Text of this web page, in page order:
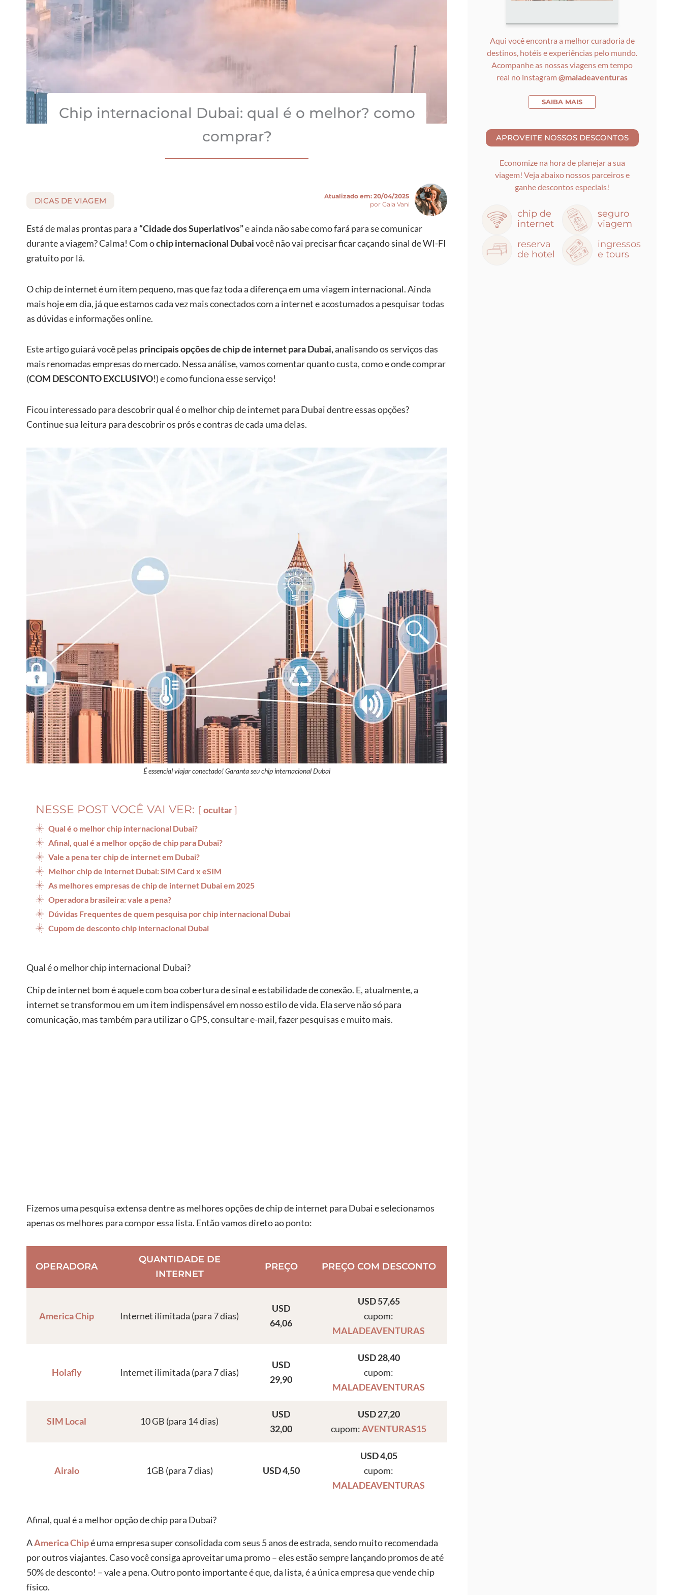
Chip internacional Dubai: qual é o melhor? como
comprar?
DICAS DE VIAGEM Atualizado em: 20/04/2025
por Gaia Vani
Está de malas prontas para a “Cidade dos Superlativos”e ainda não sabe como fará para se comunicar
durante a viagem? Calma! Com ochip internacional Dubaivocê não vai precisar ficar caçando sinal de WI-FI
gratuito por lá.
O chip de internet é um item pequeno, mas que faz toda a diferença em uma viagem internacional. Ainda
mais hoje em dia, já que estamos cada vez mais conectados com a internet e acostumados a pesquisar todas
as dúvidas e informações online.
Este artigo guiará você pelas principais opções de chip de internet para Dubai,analisando os serviços das
mais renomadas empresas do mercado. Nessa análise, vamos comentar quanto custa, como e onde comprar
(COM DESCONTO EXCLUSIVO!) e como funciona esse serviço!
Ficou interessado para descobrir qual é o melhor chip de internet para Dubai dentre essas opções?
Continue sua leitura para descobrir os prós e contras de cada uma delas.
É essencial viajar conectado! Garanta seu chip internacional Dubai
NESSE POST VOCÊ VAI VER: ocultar
Qual é o melhor chip internacional Dubai?
Afinal, qual é a melhor opção de chip para Dubai?
Vale a pena ter chip de internet em Dubai?
Melhor chip de internet Dubai: SIM Card x eSIM
As melhores empresas de chip de internet Dubai em 2025
Operadora brasileira: vale a pena?
Dúvidas Frequentes de quem pesquisa por chip internacional Dubai
Cupom de desconto chip internacional Dubai
Qual é o melhor chip internacional Dubai?
Chip de internet bom é aquele com boa cobertura de sinal e estabilidade de conexão. E, atualmente, a
internet se transformou em um item indispensável em nosso estilo de vida. Ela serve não só para
comunicação, mas também para utilizar o GPS, consultar e-mail, fazer pesquisas e muito mais.
Fizemos uma pesquisa extensa dentre as melhores opções de chip de internet para Dubai e selecionamos
apenas os melhores para compor essa lista. Então vamos direto ao ponto:
OPERADORA
QUANTIDADE DE
INTERNET
PREÇO PREÇO COM DESCONTO
America Chip Internet ilimitada (para 7 dias)
USD
64,06
USD 57,65
cupom:
MALADEAVENTURAS
Holafly Internet ilimitada (para 7 dias)
USD
29,90
USD 28,40
cupom:
MALADEAVENTURAS
SIM Local 10 GB (para 14 dias)
USD
32,00
USD 27,20
cupom:AVENTURAS15
Airalo 1GB (para 7 dias) USD 4,50
USD 4,05
cupom:
MALADEAVENTURAS
Afinal, qual é a melhor opção de chip para Dubai?
AAmerica Chipé uma empresa super consolidada com seus 5 anos de estrada, sendo muito recomendada
por outros viajantes. Caso você consiga aproveitar uma promo – eles estão sempre lançando promos de até
50% de desconto! – vale a pena. Outro ponto importante é que, da lista, é a única empresa que vende chip
físico.
Aqui você encontra a melhor curadoria de
destinos, hotéis e experiências pelo mundo.
Acompanhe as nossas viagens em tempo
real no instagram@maladeaventuras
SAIBA MAIS
Economize na hora de planejar a sua
viagem! Veja abaixo nossos parceiros e
ganhe descontos especiais!
chip de
internet
seguro
viagem
reserva
de hotel
ingressos
e tours